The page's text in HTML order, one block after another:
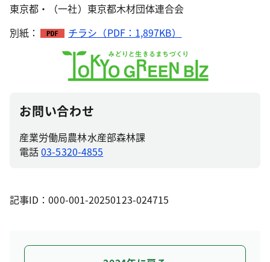
東京都・（一社）東京都木材団体連合会
別紙：
チラシ（PDF：1,897KB）
お問い合わせ
産業労働局農林水産部森林課
電話03-5320-4855
記事ID：000-001-20250123-024715